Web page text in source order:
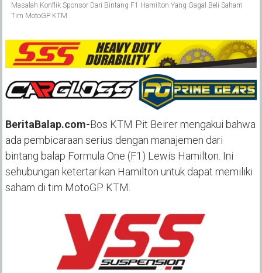
Masalah Konflik Sponsor Dari Bintang F1 Hamilton Yang Gagal Beli Saham
Tim MotoGP KTM
BeritaBalap.com-Bos KTM Pit Beirer mengakui bahwa
ada pembicaraan serius dengan manajemen dari
bintang balap Formula One (F1) Lewis Hamilton. Ini
sehubungan ketertarikan Hamilton untuk dapat memiliki
saham di tim MotoGP KTM.